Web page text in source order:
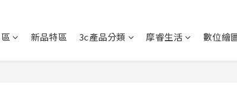
新品特區 3c產品分類 摩睿生活 數位繪